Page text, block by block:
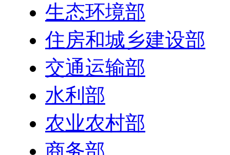
生态环境部
住房和城乡建设部
交通运输部
水利部
农业农村部